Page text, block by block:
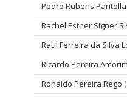
Pedro Rubens
Rachel Esther Signer
Raul Ferreira da Silva
Ricardo Pereira Amorim
Ronaldo Pereira Rego